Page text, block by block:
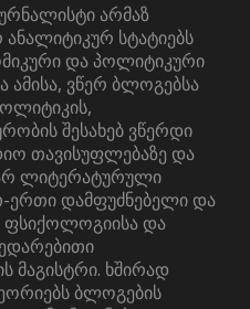
არმაზ
ანალიტიკურ სტატიებს
და პოლიტიკური
ამისა, ვწერ ბლოგებსა
შესახებ ვწერდი
თავისუფლებაზე და
ლიტერატურული
ერთი დამფუძნებელი და
ფსიქოლოგიისა და
მაგისტრი. ხშირად
ბლოგების